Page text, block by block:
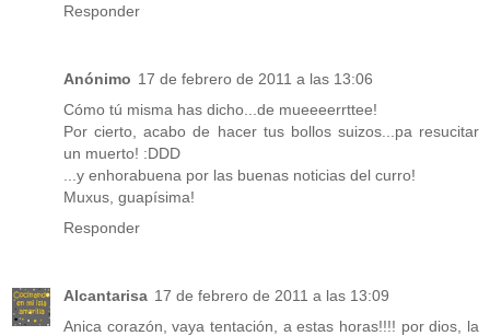
Responder
Anónimo 17 de febrero de 2011 a las 13:06
Cómo tú misma has dicho...de mueeeerrttee!
Por cierto, acabo de hacer tus bollos suizos...pa resucitar
un muerto! :DDD
...y enhorabuena por las buenas noticias del curro!
Muxus, guapísima!
Responder
Alcantarisa 17 de febrero de 2011 a las 13:09
Anica corazón, vaya tentación, a estas horas!!!! por dios, la